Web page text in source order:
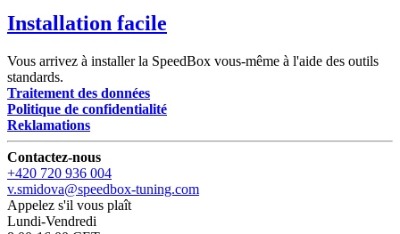
Installation facile
Vous arrivez à installer la SpeedBox vous-même à l'aide des outils
standards.
Traitement des données
Politique de confidentialité
Reklamations
Contactez-nous
+420 720 936 004
v.smidova@speedbox-tuning.com
Appelez s'il vous plaît
Lundi-Vendredi